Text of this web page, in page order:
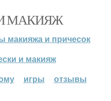
МАКИЯЖ
макияжа и причесок
и макияж
игры отзывы